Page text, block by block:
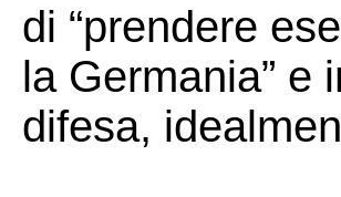
di “prendere
la Germania” e
difesa,